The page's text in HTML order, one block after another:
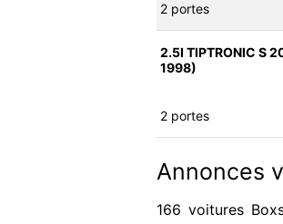
2 portes
2.5I TIPTRONIC S
1998)
2 portes
Annonces
166 voitures